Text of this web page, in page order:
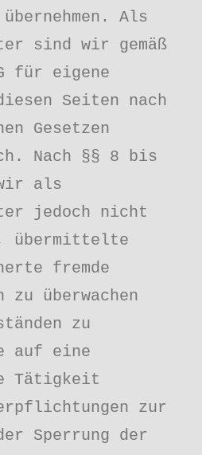
Als
sind wir gemäß
für eigene
Seiten nach
Gesetzen
Nach §§ 8 bis
als
jedoch nicht
übermittelte
fremde
zu überwachen
zu
auf eine
Tätigkeit
zur
Sperrung der